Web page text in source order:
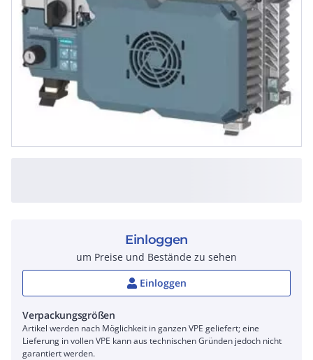
Einloggen
um Preise und Bestände zu sehen
Einloggen
Verpackungsgrößen
Artikel werden nach Möglichkeit in ganzen VPE geliefert; eine
Lieferung in vollen VPE kann aus technischen Gründen jedoch nicht
garantiert werden.